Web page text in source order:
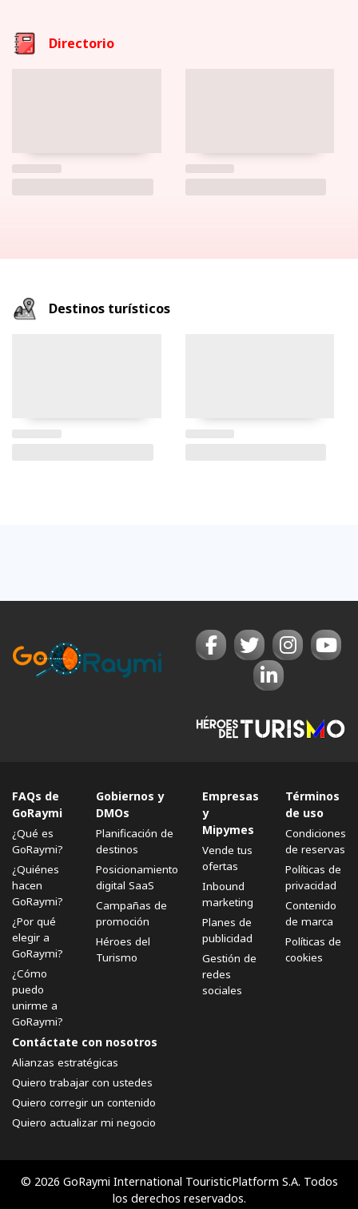
Directorio
Destinos turísticos
FAQs de
GoRaymi
¿Qué es
GoRaymi?
¿Quiénes
hacen
GoRaymi?
¿Por qué
elegir a
GoRaymi?
¿Cómo
puedo
unirme a
GoRaymi?
Gobiernos y
DMOs
Planificación de
destinos
Posicionamiento
digital SaaS
Campañas de
promoción
Héroes del
Turismo
Empresas
y
Mipymes
Vende tus
ofertas
Inbound
marketing
Planes de
publicidad
Gestión de
redes
sociales
Términos
de uso
Condiciones
de reservas
Políticas de
privacidad
Contenido
de marca
Políticas de
cookies
Contáctate con nosotros
Alianzas estratégicas
Quiero trabajar con ustedes
Quiero corregir un contenido
Quiero actualizar mi negocio
© 2026 GoRaymi International TouristicPlatform S.A. Todos
los derechos reservados.